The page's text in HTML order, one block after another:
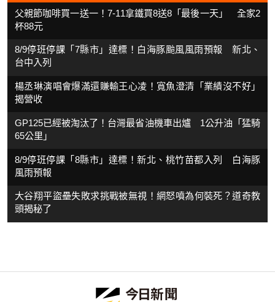
父親節咖啡買一送一！7-11拿鐵買8送8「最後一天」 全家2
杯88元
8/9停班停課「7縣市」達標！白海豚颱風風雨預報 新北、
台中入列
楊丞琳演唱會爆滿還賺輸王心凌！寬魚澄清「業績沒不好」
揭營收
GP125已經被淘汰了！台灣最省油機車出爐 1公升油「猛騎
65公里」
8/9停班停課「8縣市」達標！新北、桃竹苗都入列 白海豚
風雨預報
大谷翔平盜壘失敗求挑戰被無視！網怒噴為何裝死？道奇教
頭揭秘了